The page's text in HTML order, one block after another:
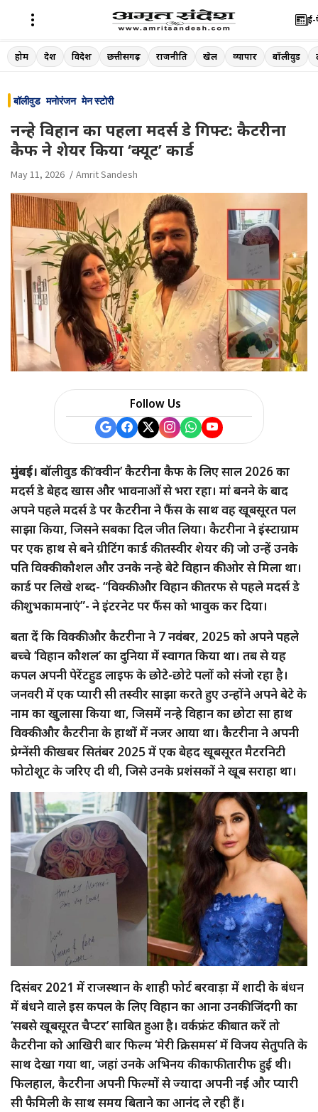
Skip
to
ई-
होम देश विदेश छत्तीसगढ़ राजनीति खेल व्यापार बॉलीवुड
बॉलीवुड मनोरंजन मेन स्टोरी
नन्हे विहान का पहला मदर्स डे गिफ्ट: कैटरीना
कैफ ने शेयर किया ‘क्यूट’ कार्ड
May 11, 2026 Amrit Sandesh
Follow Us
मुंबई। बॉलीवुड की ‘क्वीन’ कैटरीना कैफ के लिए साल 2026 का
मदर्स डे बेहद खास और भावनाओं से भरा रहा। मां बनने के बाद
अपने पहले मदर्स डे पर कैटरीना ने फैंस के साथ वह खूबसूरत पल
साझा किया, जिसने सबका दिल जीत लिया। कैटरीना ने इंस्टाग्राम
पर एक हाथ से बने ग्रीटिंग कार्ड की तस्वीर शेयर की, जो उन्हें उनके
पति विक्की कौशल और उनके नन्हे बेटे विहान की ओर से मिला था।
कार्ड पर लिखे शब्द- “विक्की और विहान की तरफ से पहले मदर्स डे
की शुभकामनाएं”- ने इंटरनेट पर फैंस को भावुक कर दिया।
बता दें कि विक्की और कैटरीना ने 7 नवंबर, 2025 को अपने पहले
बच्चे ‘विहान कौशल’ का दुनिया में स्वागत किया था। तब से यह
कपल अपनी पेरेंटहुड लाइफ के छोटे-छोटे पलों को संजो रहा है।
जनवरी में एक प्यारी सी तस्वीर साझा करते हुए उन्होंने अपने बेटे के
नाम का खुलासा किया था, जिसमें नन्हे विहान का छोटा सा हाथ
विक्की और कैटरीना के हाथों में नजर आया था। कैटरीना ने अपनी
प्रेग्नेंसी की खबर सितंबर 2025 में एक बेहद खूबसूरत मैटरनिटी
फोटोशूट के जरिए दी थी, जिसे उनके प्रशंसकों ने खूब सराहा था।
दिसंबर 2021 में राजस्थान के शाही फोर्ट बरवाड़ा में शादी के बंधन
में बंधने वाले इस कपल के लिए विहान का आना उनकी जिंदगी का
‘सबसे खूबसूरत चैप्टर’ साबित हुआ है। वर्कफ्रंट की बात करें तो
कैटरीना को आखिरी बार फिल्म ‘मेरी क्रिसमस’ में विजय सेतुपति के
साथ देखा गया था, जहां उनके अभिनय की काफी तारीफ हुई थी।
फिलहाल, कैटरीना अपनी फिल्मों से ज्यादा अपनी नई और प्यारी
सी फैमिली के साथ समय बिताने का आनंद ले रही हैं।